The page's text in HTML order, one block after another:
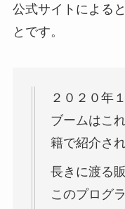
公式サイトによる
とです。
２０２０年
ブームはこ
籍で紹介さ
長きに渡る
このプログ